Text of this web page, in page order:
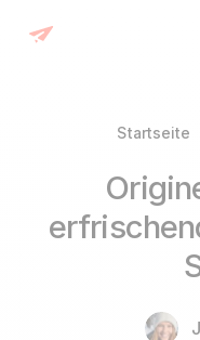
Startseite